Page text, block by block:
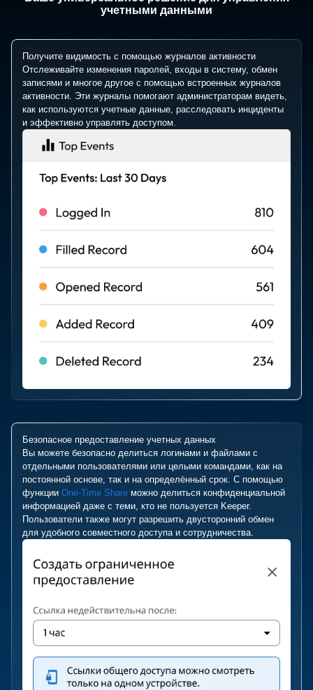
учетными данными
Получите видимость с помощью журналов активности
Отслеживайте изменения паролей, входы в систему, обмен
записями и многое другое с помощью встроенных журналов
активности. Эти журналы помогают администраторам видеть,
как используются учетные данные, расследовать инциденты
и эффективно управлять доступом.
Безопасное предоставление учетных данных
Вы можете безопасно делиться логинами и файлами с
отдельными пользователями или целыми командами, как на
постоянной основе, так и на определённый срок. С помощью
функции One-Time Share можно делиться конфиденциальной
информацией даже с теми, кто не пользуется Keeper.
Пользователи также могут разрешить двусторонний обмен
для удобного совместного доступа и сотрудничества.